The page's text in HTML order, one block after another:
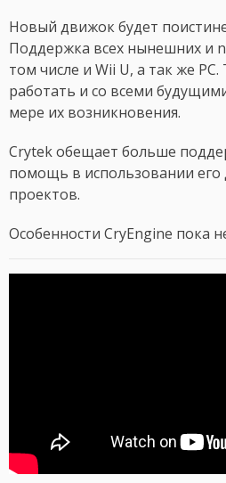
Новый движок будет
Поддержка всех нынешних и
том числе и Wii U, а так же
работать и со всеми
мере их возникновения.
Crytek обещает больше
помощь в использовании его
проектов.
Особенности CryEngine пока